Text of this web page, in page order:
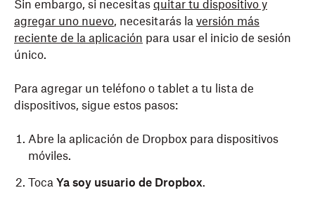
Sin embargo, si necesitas quitar tu dispositivo y
agregar uno nuevo, necesitarás la versión más
reciente de la aplicación para usar el inicio de sesión
único.
Para agregar un teléfono o tablet a tu lista de
dispositivos, sigue estos pasos:
Abre la aplicación de Dropbox para dispositivos
móviles.
Toca Ya soy usuario de Dropbox.